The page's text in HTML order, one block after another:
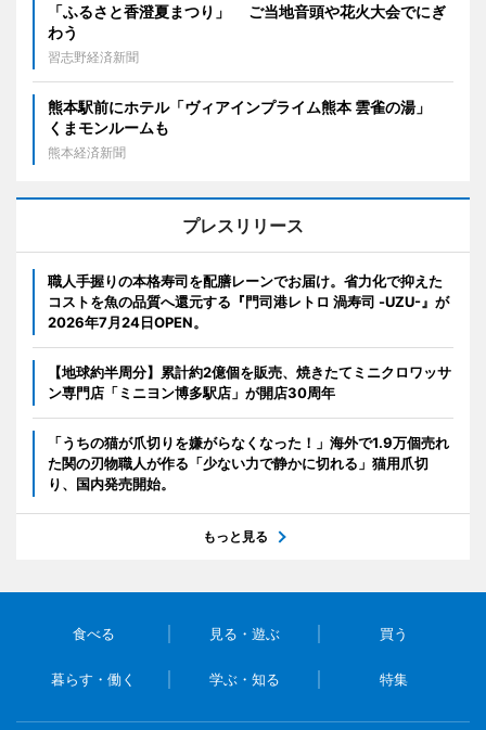
「ふるさと香澄夏まつり」 ご当地音頭や花火大会でにぎ
わう
習志野経済新聞
熊本駅前にホテル「ヴィアインプライム熊本 雲雀の湯」
くまモンルームも
熊本経済新聞
プレスリリース
職人手握りの本格寿司を配膳レーンでお届け。省力化で抑えた
コストを魚の品質へ還元する『門司港レトロ 渦寿司 -UZU-』が
2026年7月24日OPEN。
【地球約半周分】累計約2億個を販売、焼きたてミニクロワッサ
ン専門店「ミニヨン博多駅店」が開店30周年
「うちの猫が爪切りを嫌がらなくなった！」海外で1.9万個売れ
た関の刃物職人が作る「少ない力で静かに切れる」猫用爪切
り、国内発売開始。
もっと見る
食べる 見る・遊ぶ 買う
暮らす・働く 学ぶ・知る 特集